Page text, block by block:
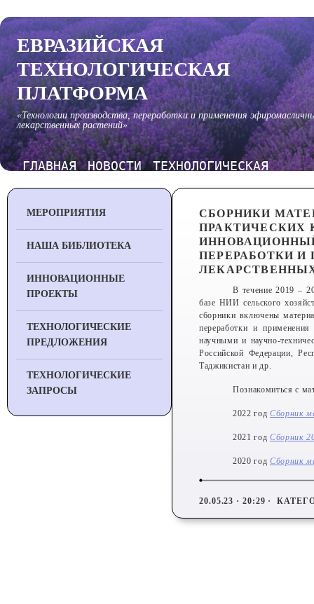
ЕВРАЗИЙСКАЯ
ТЕХНОЛОГИЧЕСКАЯ
ПЛАТФОРМА
«Технологии производства, переработки и применения
лекарственных растений»
ГЛАВНАЯ НОВОСТИ
ТЕХНОЛОГИЧЕСКАЯ
МЕРОПРИЯТИЯ
НАША БИБЛИОТЕКА
ИННОВАЦИОННЫЕ
ПРОЕКТЫ
ТЕХНОЛОГИЧЕСКИЕ
ПРЕДЛОЖЕНИЯ
ТЕХНОЛОГИЧЕСКИЕ
ЗАПРОСЫ
СБОРНИКИ
ПРАКТИЧЕСКИХ
ПЕРЕРАБОТКИ
В течение 2019 –
базе НИИ сельского
сборники включены
переработки и
научными и научно-
Российской Федерации,
Таджикистан и др.
Познакомиться с
2022 год Сборник
2021 год Сборник
2020 год Сборник
20.05.23 · 20:29 ·